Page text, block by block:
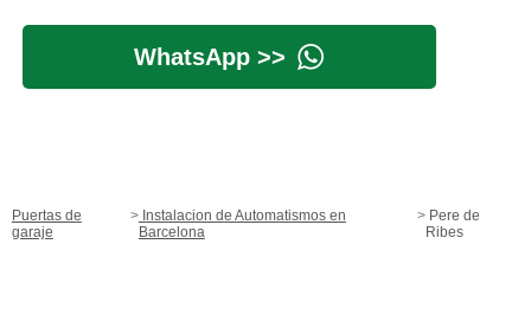
WhatsApp >>
Puertas de
garaje
Instalacion de Automatismos en
Barcelona
Pere de
Ribes